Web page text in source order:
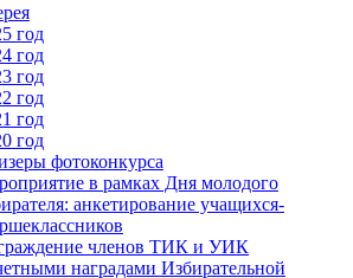
год
год
год
год
год
год
фотоконкурса
в рамках Дня молодого
анкетирование учащихся-
членов ТИК и УИК
наградами Избирательной